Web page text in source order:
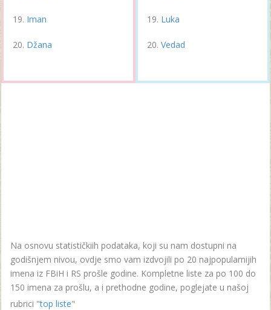
Iman
Džana
Luka
Vedad
Na osnovu statističkiih podataka, koji su nam dostupni na
godišnjem nivou, ovdje smo vam izdvojili po 20 najpopularnijih
imena iz FBiH i RS prošle godine. Kompletne liste za po 100 do
150 imena za prošlu, a i prethodne godine, poglejate u našoj
rubrici "top liste"